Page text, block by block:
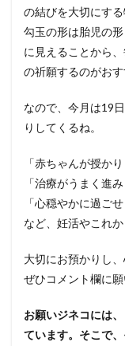
の結びを大切にす
勾玉の形は胎児の
に見えることから
の祈願するのがおす
なので、今月は19
りしてくるね。
「赤ちゃんが授か
「治療がうまく進
「心穏やかに過ご
など、妊活やこれ
大切にお預かりし
ぜひコメント欄に願
お願いジネコには
ています。 そこで